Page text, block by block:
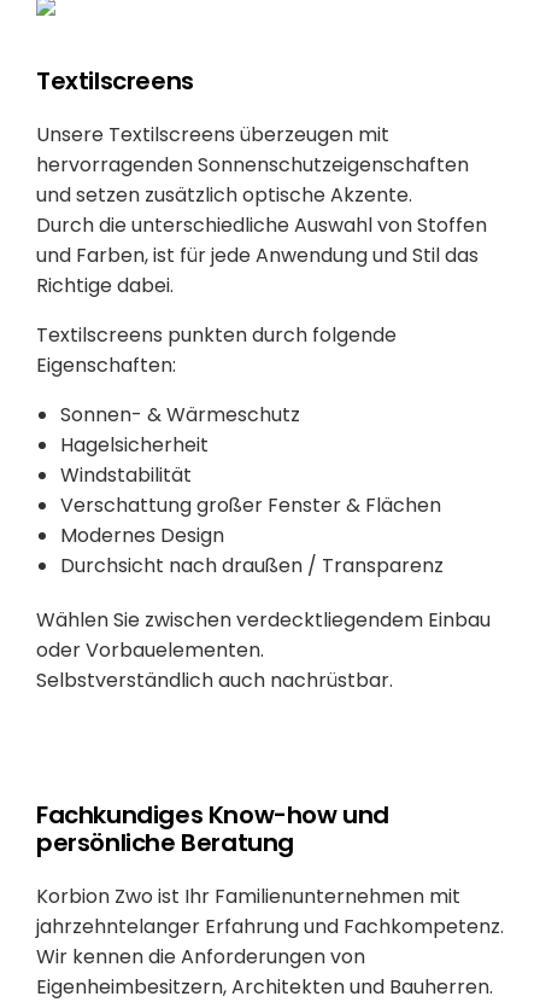
Textilscreens
Unsere Textilscreens überzeugen mit
hervorragenden Sonnenschutzeigenschaften
und setzen zusätzlich optische Akzente.
Durch die unterschiedliche Auswahl von Stoffen
und Farben, ist für jede Anwendung und Stil das
Richtige dabei.
Textilscreens punkten durch folgende
Eigenschaften:
Sonnen- & Wärmeschutz
Hagelsicherheit
Windstabilität
Verschattung großer Fenster & Flächen
Modernes Design
Durchsicht nach draußen / Transparenz
Wählen Sie zwischen verdecktliegendem Einbau
oder Vorbauelementen.
Selbstverständlich auch nachrüstbar.
Fachkundiges Know-how und
persönliche Beratung
Korbion Zwo ist Ihr Familienunternehmen mit
jahrzehntelanger Erfahrung und Fachkompetenz.
Wir kennen die Anforderungen von
Eigenheimbesitzern, Architekten und Bauherren.